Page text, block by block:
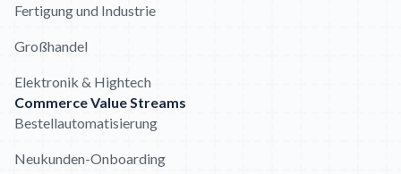
Fertigung und Industrie
Großhandel
Elektronik & Hightech
Commerce Value Streams
Bestellautomatisierung
Neukunden-Onboarding